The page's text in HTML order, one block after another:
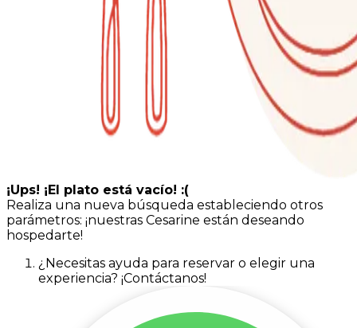
¡Ups! ¡El plato está vacío! :(
Realiza una nueva búsqueda estableciendo otros
parámetros: ¡nuestras Cesarine están deseando
hospedarte!
¿Necesitas ayuda para reservar o elegir una
experiencia? ¡Contáctanos!